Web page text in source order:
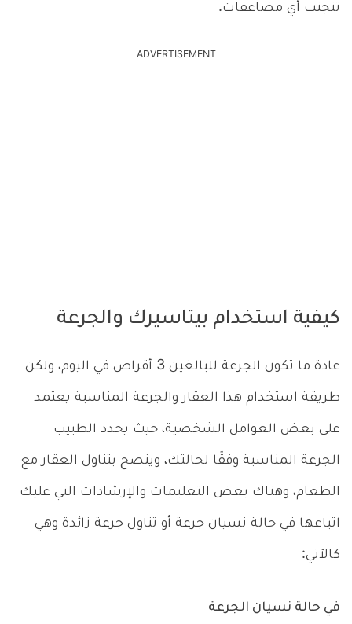
تتجنب أي مضاعفات.
ADVERTISEMENT
كيفية استخدام بيتاسيرك والجرعة
عادة ما تكون الجرعة للبالغين 3 أقراص في اليوم، ولكن
طريقة استخدام هذا العقار والجرعة المناسبة يعتمد
على بعض العوامل الشخصية، حيث يحدد الطبيب
الجرعة المناسبة وفقًا لحالتك، وينصح بتناول العقار مع
الطعام، وهناك بعض التعليمات والإرشادات التي عليك
اتباعها في حالة نسيان جرعة أو تناول جرعة زائدة وهي
كالآتي:
في حالة نسيان الجرعة